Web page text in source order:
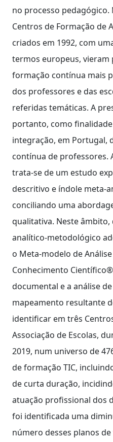
no processo pedagógico.
Centros de Formação de
criados em 1992, com
termos europeus,
formação contínua mais
dos professores e das
referidas temáticas. A
portanto, como
integração, em Portugal,
contínua de professores.
trata-se de um estudo
descritivo e índole meta-
conciliando uma
qualitativa. Neste
analítico-metodológico
o Meta-modelo de
Conhecimento
documental e a análise
mapeamento resultante
identificar em três
Associação de Escolas,
2019, num universo de
de formação TIC,
de curta duração,
atuação profissional dos
foi identificada uma
número desses planos